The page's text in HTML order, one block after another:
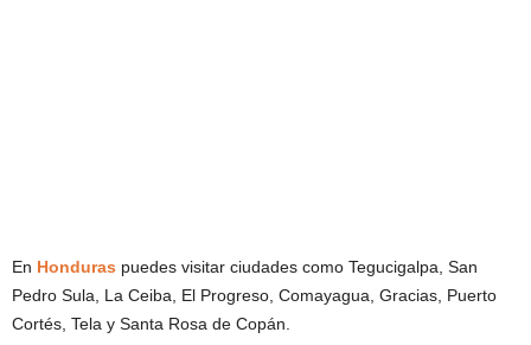
En Honduras puedes visitar ciudades como Tegucigalpa, San
Pedro Sula, La Ceiba, El Progreso, Comayagua, Gracias, Puerto
Cortés, Tela y Santa Rosa de Copán.